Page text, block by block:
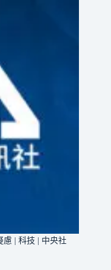
| 科技 | 中央社